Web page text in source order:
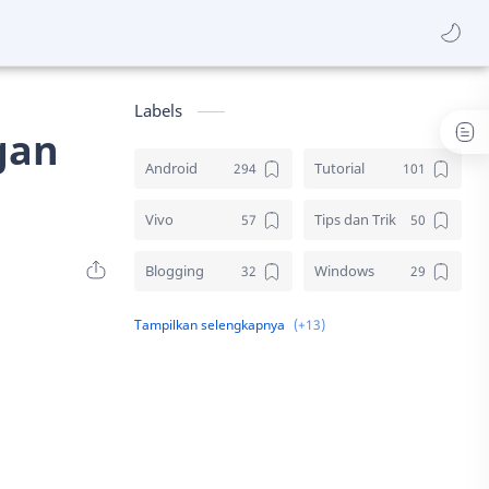
Labels
Android Tutorial
Vivo Tips dan Trik
Blogging Windows
Download Elektronik